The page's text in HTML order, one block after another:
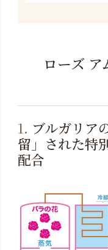
ローズ
1. ブルガリア
留」された特
配合